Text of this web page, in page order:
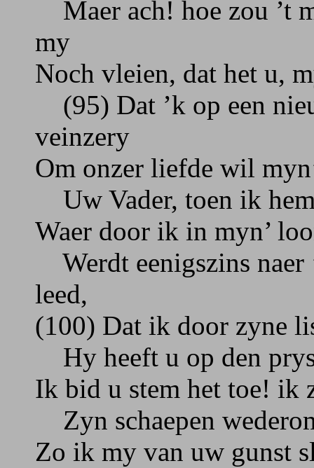
Maer ach! hoe zou ’t
my
Noch vleien, dat het u,
(95) Dat ’k op een
veinzery
Om onzer liefde wil
Uw Vader, toen ik
Waer door ik in myn’
Werdt eenigszins naer
leed,
(100) Dat ik door zyne
Hy heeft u op den prys
Ik bid u stem het toe! ik
Zyn schaepen
Zo ik my van uw gunst